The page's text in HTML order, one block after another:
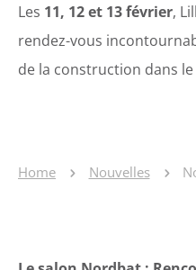
Les 11, 12 et 13 février,
rendez-vous
de la construction dans
Home Nouvelles